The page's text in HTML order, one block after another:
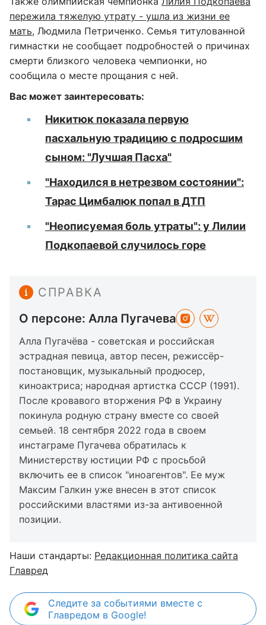
пережила тяжелую утрату - ушла из жизни ее
мать, Людмила Петриченко. Семья титулованной
гимнастки не сообщает подробностей о причинах
смерти близкого человека чемпионки, но
сообщила о месте прощания с ней.
Вас может заинтересовать:
Никитюк показала первую
пасхальную традицию с подросшим
сыном: "Лучшая Пасха"
"Находился в нетрезвом состоянии":
Тарас Цимбалюк попал в ДТП
"Неописуемая боль утраты": у Лилии
Подкопаевой случилось горе
СПРАВКА
О персоне: Алла Пугачева
Алла Пугачёва - советская и российская
эстрадная певица, автор песен, режиссёр-
постановщик, музыкальный продюсер,
киноактриса; народная артистка СССР (1991).
После кровавого вторжения РФ в Украину
покинула родную страну вместе со своей
семьей. 18 сентября 2022 года в своем
инстаграме Пугачева обратилась к
Министерству юстиции РФ с просьбой
включить ее в список "иноагентов". Ее муж
Максим Галкин уже внесен в этот список
российскими властями из-за антивоенной
позиции.
Наши стандарты: Редакционная политика сайта
Главред
Следите за событиями вместе с
Главредом в Google!